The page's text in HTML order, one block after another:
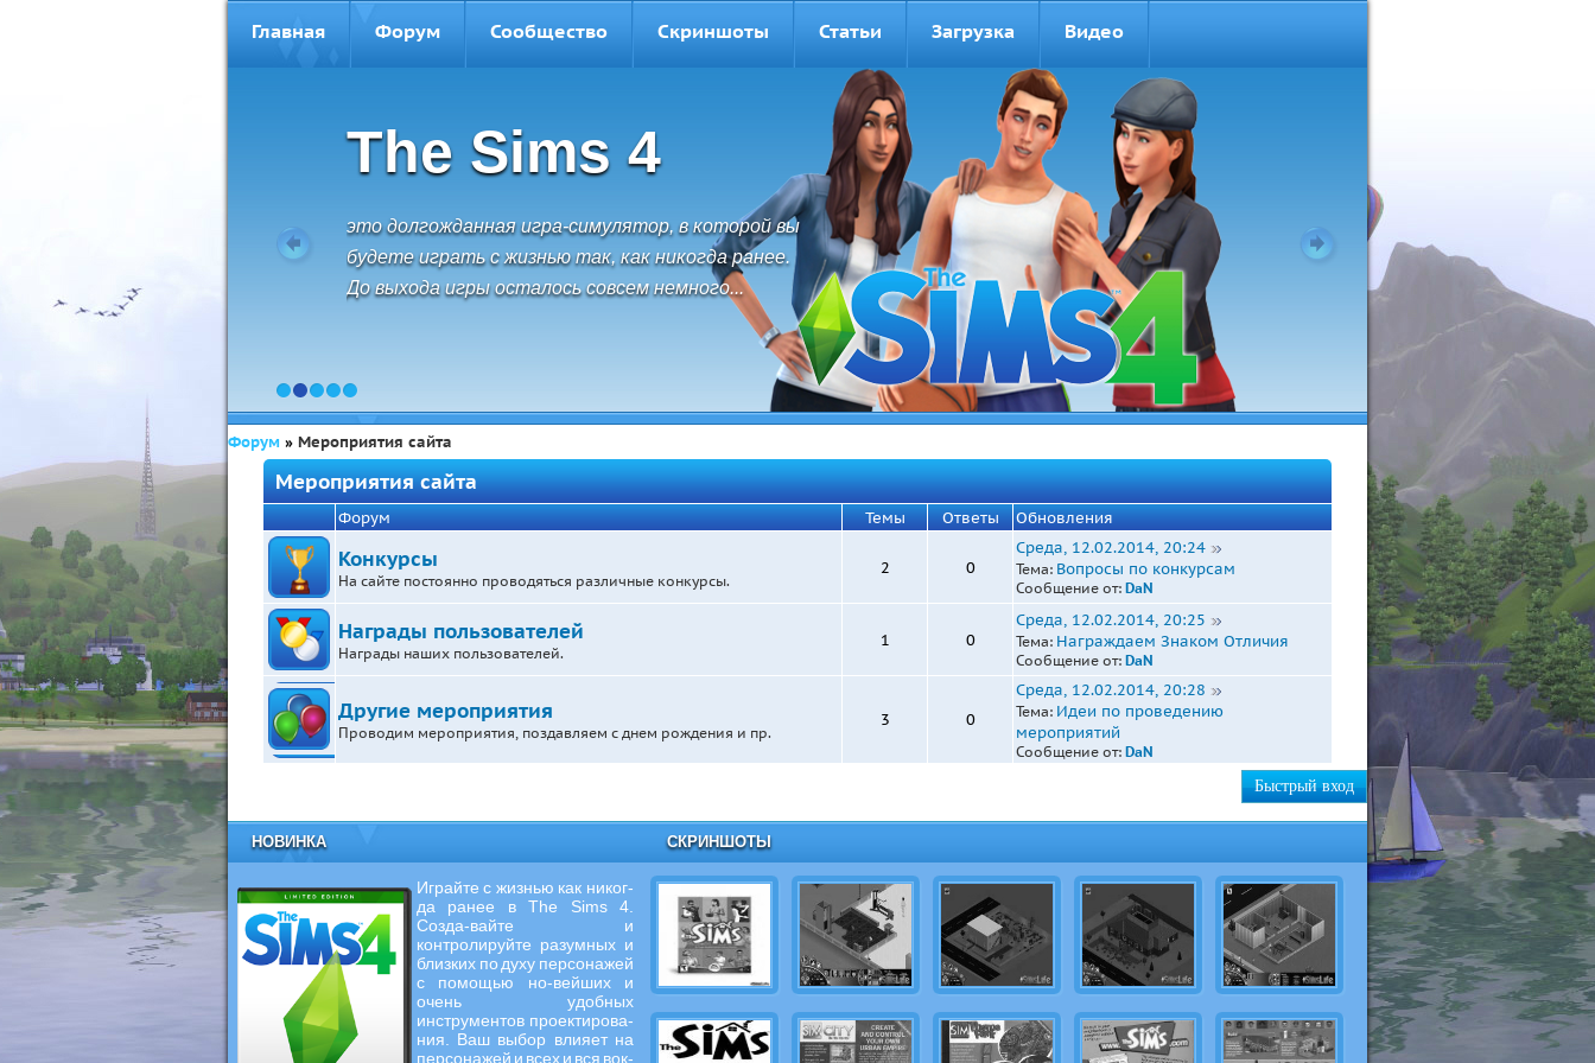
Главная Форум Сообщество Скриншоты Статьи Загрузка Видео
The Sims 4
это долгожданная игра-симулятор, в которой вы
будете играть с жизнью так, как никогда ранее.
До выхода игры осталось совсем немного...
1 2 3 4 5
Форум » Мероприятия сайта
Мероприятия сайта
Форум Темы Ответы Обновления
Конкурсы
На сайте постоянно проводяться различные конкурсы.
2 0
Среда, 12.02.2014, 20:24
Тема: Вопросы по конкурсам
Сообщение от: DaN
Награды пользователей
Награды наших пользователей.
1 0
Среда, 12.02.2014, 20:25
Тема: Награждаем Знаком Отличия
Сообщение от: DaN
Другие мероприятия
Проводим мероприятия, поздавляем с днем рождения и пр.
3 0
Среда, 12.02.2014, 20:28
Тема: Идеи по проведению
мероприятий
Сообщение от: DaN
НОВИНКА СКРИНШОТЫ
Играйте с жизнью как никог-
да ранее в The Sims 4.
Созда-вайте и
контролируйте разумных и
близких по духу персонажей
с помощью но-вейших и
очень удобных
инструментов проектирова-
ния. Ваш выбор влияет на
персонажей и всех и вся вок-